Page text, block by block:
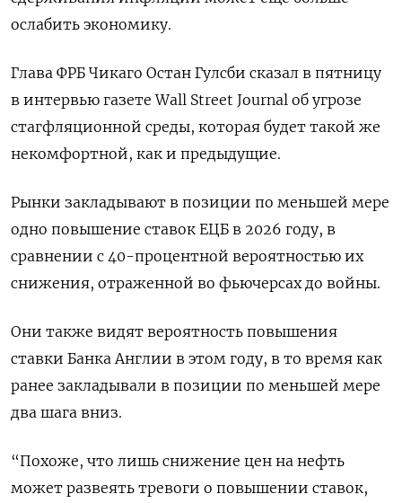
ослабить экономику.
Глава ФРБ Чикаго Остан Гулсби сказал в пятницу
в интервью газете Wall Street Journal об угрозе
стагфляционной ​среды, которая будет такой же
некомфортной, как и предыдущие.
Рынки закладывают в позиции по меньшей мере
одно повышение ставок ЕЦБ в 2026 году, в
сравнении с 40-процентной вероятностью их
снижения, отраженной во фьючерсах ‌до войны.
Они также видят вероятность повышения
ставки Банка Англии в этом году, в то время как
ранее закладывали в позиции по меньшей мере
два шага вниз.
“Похоже, что лишь снижение цен на ​нефть
может развеять тревоги о повышении ставок,